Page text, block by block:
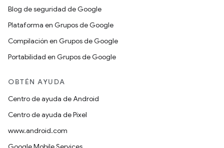
Blog de seguridad de Google
Plataforma en Grupos de Google
Compilación en Grupos de Google
Portabilidad en Grupos de Google
OBTÉN AYUDA
Centro de ayuda de Android
Centro de ayuda de Pixel
www.android.com